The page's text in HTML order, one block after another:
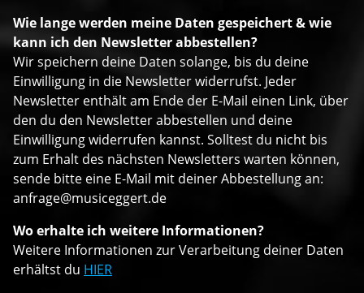
Wie lange werden meine Daten gespeichert & wie
kann ich den Newsletter abbestellen?
Wir speichern deine Daten solange, bis du deine
Einwilligung in die Newsletter widerrufst. Jeder
Newsletter enthält am Ende der E-Mail einen Link, über
den du den Newsletter abbestellen und deine
Einwilligung widerrufen kannst. Solltest du nicht bis
zum Erhalt des nächsten Newsletters warten können,
sende bitte eine E-Mail mit deiner Abbestellung an:
anfrage@musiceggert.de
Wo erhalte ich weitere Informationen?
Weitere Informationen zur Verarbeitung deiner Daten
erhältst du HIER